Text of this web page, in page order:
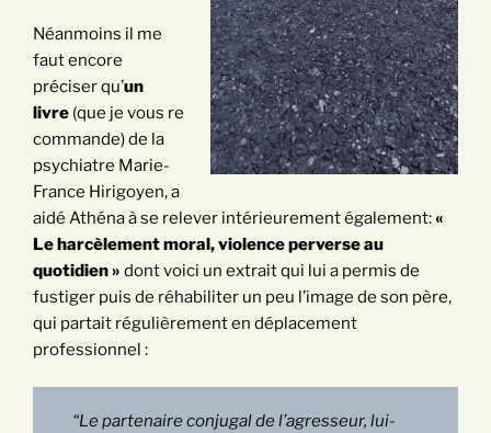
Néanmoins il me
faut encore
préciser qu’un
livre (que je vous re
commande) de la
psychiatre Marie-
France Hirigoyen, a
aidé Athéna à se relever intérieurement également:«
Le harcèlement moral, violence perverse au
quotidien » dont voici un extrait qui lui a permis de
fustiger puis de réhabiliter un peu l’image de son père,
qui partait régulièrement en déplacement
professionnel :
“Le partenaire conjugal de l’agresseur, lui-